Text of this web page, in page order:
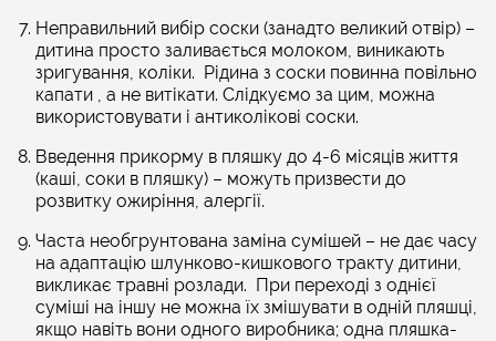
Неправильний вибір соски (занадто великий отвір) –
дитина просто заливається молоком, виникають
зригування, коліки. Рідина з соски повинна повільно
капати , а не витікати. Слідкуємо за цим, можна
використовувати і антиколікові соски.
Введення прикорму в пляшку до 4-6 місяців життя
(каші, соки в пляшку) – можуть призвести до
розвитку ожиріння, алергії.
Часта необгрунтована заміна сумішей – не дає часу
на адаптацію шлунково-кишкового тракту дитини,
викликає травні розлади. При переході з однієї
суміші на іншу не можна їх змішувати в одній пляшці,
якщо навіть вони одного виробника; одна пляшка-